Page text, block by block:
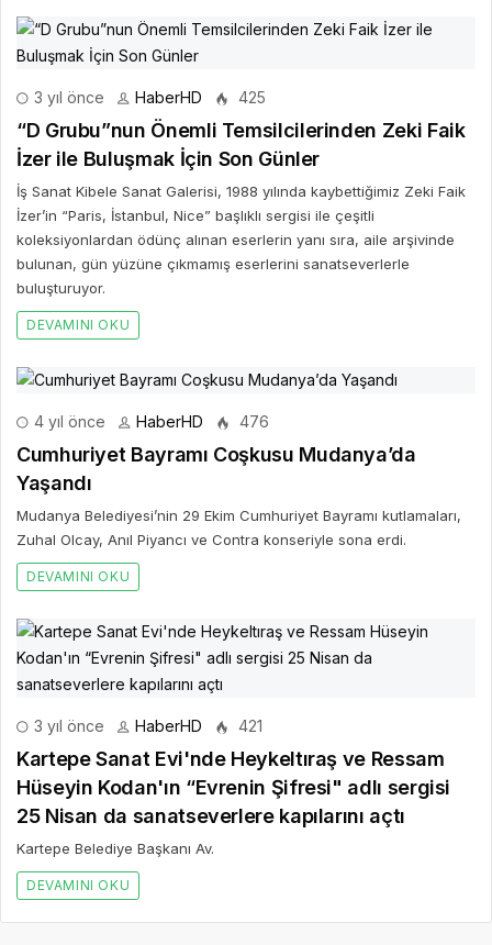
3 yıl önce HaberHD 425
“D Grubu”nun Önemli Temsilcilerinden Zeki Faik
İzer ile Buluşmak İçin Son Günler
İş Sanat Kibele Sanat Galerisi, 1988 yılında kaybettiğimiz Zeki Faik
İzer’in “Paris, İstanbul, Nice” başlıklı sergisi ile çeşitli
koleksiyonlardan ödünç alınan eserlerin yanı sıra, aile arşivinde
bulunan, gün yüzüne çıkmamış eserlerini sanatseverlerle
buluşturuyor.
DEVAMINI OKU
4 yıl önce HaberHD 476
Cumhuriyet Bayramı Coşkusu Mudanya’da
Yaşandı
Mudanya Belediyesi’nin 29 Ekim Cumhuriyet Bayramı kutlamaları,
Zuhal Olcay, Anıl Piyancı ve Contra konseriyle sona erdi.
DEVAMINI OKU
3 yıl önce HaberHD 421
Kartepe Sanat Evi'nde Heykeltıraş ve Ressam
Hüseyin Kodan'ın “Evrenin Şifresi" adlı sergisi
25 Nisan da sanatseverlere kapılarını açtı
Kartepe Belediye Başkanı Av.
DEVAMINI OKU